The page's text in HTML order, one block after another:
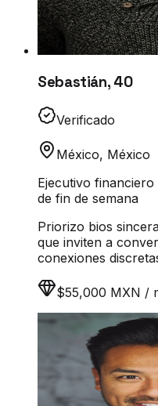
Sebastián, 40
Verificado
México, México
Ejecutivo financiero
de fin de semana
Priorizo bios
que inviten a
conexiones
$55,000 MXN /